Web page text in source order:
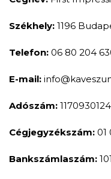
Székhely: 1196
Telefon: 06 80 204
E-mail:
Adószám:
Cégjegyzékszám: 01
Bankszámlaszám: